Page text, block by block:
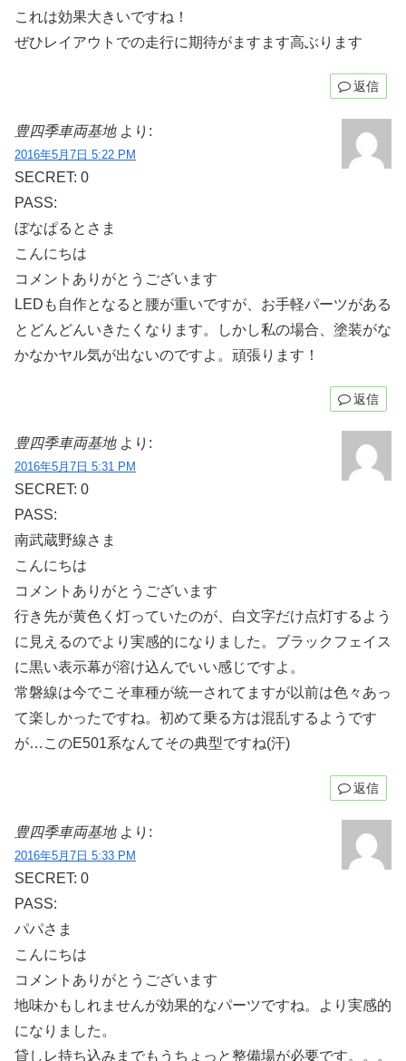
これは効果大きいですね！
ぜひレイアウトでの走行に期待がますます高ぶります
返信
豊四季車両基地 より:
2016年5月7日 5:22 PM
SECRET: 0
PASS:
ぼなぱるとさま
こんにちは
コメントありがとうございます
LEDも自作となると腰が重いですが、お手軽パーツがある
とどんどんいきたくなります。しかし私の場合、塗装がな
かなかヤル気が出ないのですよ。頑張ります！
返信
豊四季車両基地 より:
2016年5月7日 5:31 PM
SECRET: 0
PASS:
南武蔵野線さま
こんにちは
コメントありがとうございます
行き先が黄色く灯っていたのが、白文字だけ点灯するよう
に見えるのでより実感的になりました。ブラックフェイス
に黒い表示幕が溶け込んでいい感じですよ。
常磐線は今でこそ車種が統一されてますが以前は色々あっ
て楽しかったですね。初めて乗る方は混乱するようです
が…このE501系なんてその典型ですね(汗)
返信
豊四季車両基地 より:
2016年5月7日 5:33 PM
SECRET: 0
PASS:
パパさま
こんにちは
コメントありがとうございます
地味かもしれませんが効果的なパーツですね。より実感的
になりました。
貸しレ持ち込みまでもうちょっと整備場が必要です。。。